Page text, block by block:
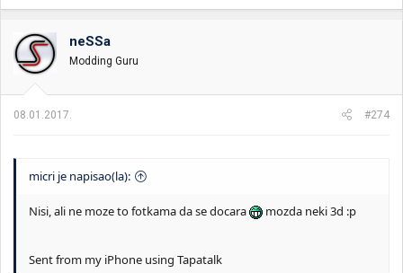
neSSa
Modding Guru
08.01.2017. #274
micri je napisao(la):
Nisi, ali ne moze to fotkama da se docara mozda neki 3d :p
Sent from my iPhone using Tapatalk